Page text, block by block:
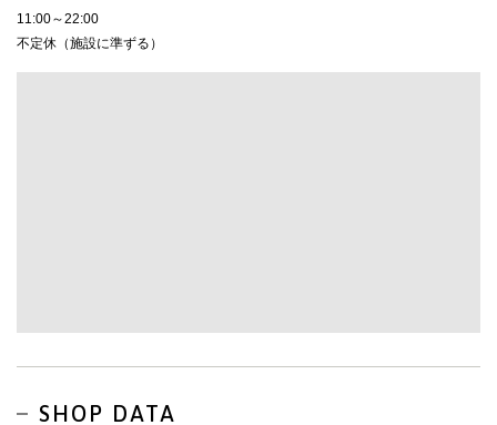
11:00～22:00
不定休（施設に準ずる）
SHOP DATA